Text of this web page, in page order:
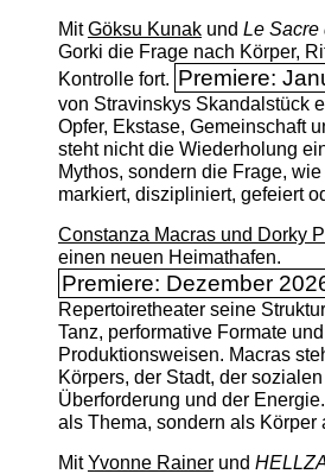
MitGöksu Kunakund Le Sacre
Gorki die Frage nach Körper,
Kontrolle fort. Premiere:
von Stravinskys Skandalstück
Opfer, Ekstase, Gemeinschaft
steht nicht die Wiederholung
Mythos, sondern die Frage,
markiert, diszipliniert, gefeiert
Constanza Macras und Dorky
einen neuen Heimathafen.
Premiere: Dezember
Repertoiretheater seine
Tanz, performative Formate
Produktionsweisen. Macras
Körpers, der Stadt, der
Überforderung und der
als Thema, sondern als Körper
MitYvonne Rainerund